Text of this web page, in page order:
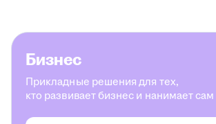
Бизнес
Прикладные решения для тех,
кто развивает бизнес и нанимает сам